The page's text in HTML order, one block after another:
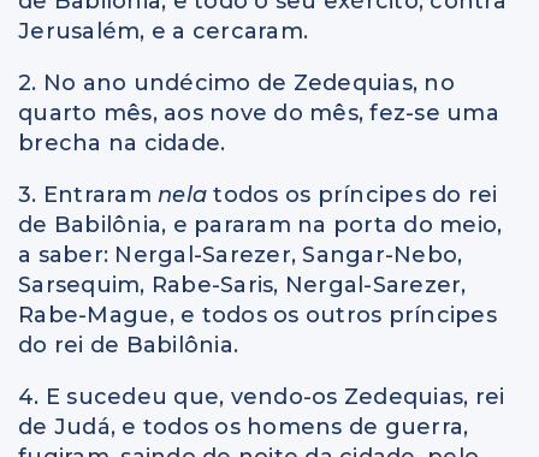
Jerusalém, e a cercaram.
2. No ano undécimo de Zedequias, no
quarto mês, aos nove do mês, fez-se uma
brecha na cidade.
3. Entraram nelatodos os príncipes do rei
de Babilônia, e pararam na porta do meio,
a saber: Nergal-Sarezer, Sangar-Nebo,
Sarsequim, Rabe-Saris, Nergal-Sarezer,
Rabe-Mague, e todos os outros príncipes
do rei de Babilônia.
4. E sucedeu que, vendo-os Zedequias, rei
de Judá, e todos os homens de guerra,